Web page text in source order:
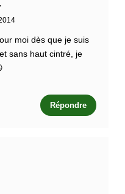
moi dès que je suis
sans haut cintré, je
Répondre